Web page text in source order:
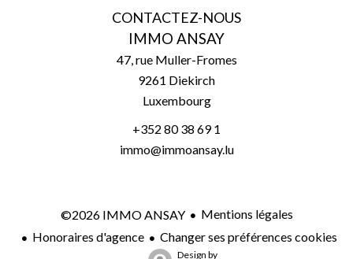
CONTACTEZ-NOUS
IMMO ANSAY
47, rue Muller-Fromes
9261 Diekirch
Luxembourg
+352 80 38 69 1
immo@immoansay.lu
©2026 IMMO ANSAY
Mentions légales
Honoraires d'agence
Changer ses préférences cookies
Design by